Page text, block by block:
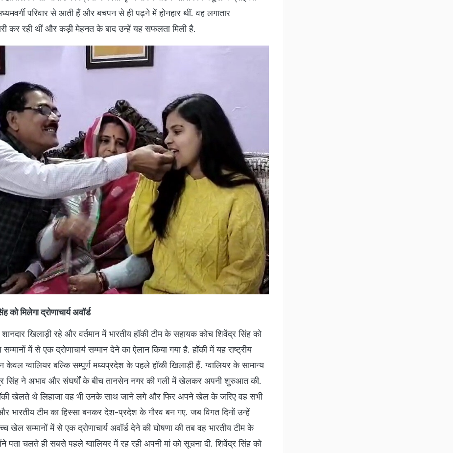
को मिलेगा द्रोणाचार्य अवॉर्ड
शानदार खिलाड़ी रहे और वर्तमान में भारतीय हॉकी टीम के सहायक कोच शिवेंद्र सिंह को
में से एक द्रोणाचार्य सम्मान देने का ऐलान किया गया है. हॉकी में यह राष्ट्रीय
केवल ग्वालियर बल्कि सम्पूर्ण मध्यप्रदेश के पहले हॉकी खिलाड़ी हैं. ग्वालियर के सामान्य
सिंह ने अभाव और संघर्षों के बीच तानसेन नगर की गली में खेलकर अपनी शुरुआत की.
खेलते थे लिहाजा वह भी उनके साथ जाने लगे और फिर अपने खेल के जरिए वह सभी
भारतीय टीम का हिस्सा बनकर देश-प्रदेश के गौरव बन गए. जब विगत दिनों उन्हें
खेल सम्मानों में से एक द्रोणाचार्य अवॉर्ड देने की घोषणा की तब वह भारतीय टीम के
की ओर से द्रोणाचार्य अवॉर्ड प्रदान किया जाएगा.